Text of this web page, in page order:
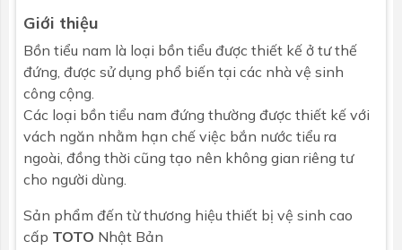
theo
Kích thước L420 x W380 x H920 mm
Bảo hành Nhấp để xem chính sách bảo hành
Giới thiệu
Bồn tiểu nam là loại bồn tiểu được thiết kế ở tư thế
đứng, được sử dụng phổ biến tại các nhà vệ sinh
công cộng.
Các loại bồn tiểu nam đứng thường được thiết kế với
vách ngăn nhằm hạn chế việc bắn nước tiểu ra
ngoài, đồng thời cũng tạo nên không gian riêng tư
cho người dùng.
Sản phẩm đến từ thương hiệu thiết bị vệ sinh cao
cấp TOTO Nhật Bản